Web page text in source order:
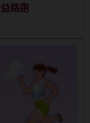
路跑